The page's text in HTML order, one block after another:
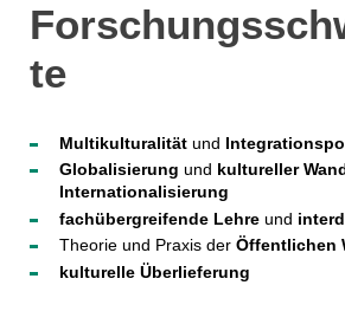
te
Multikulturalität und
Globalisierung und kultureller
Internationalisierung
fachübergreifende Lehreund
Theorie und Praxis der Öffentlichen
kulturelle Überlieferung